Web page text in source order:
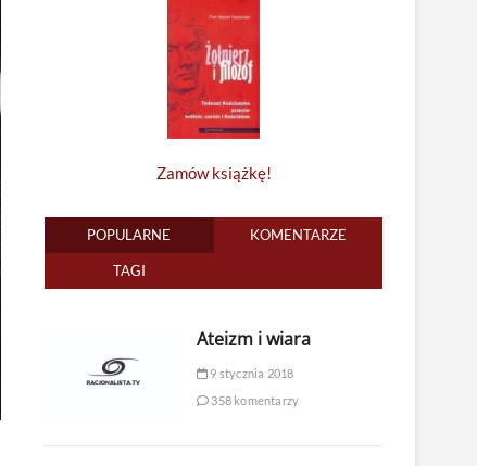
Zamów książkę!
POPULARNE KOMENTARZE
TAGI
Ateizm i wiara
9 stycznia 2018
358 komentarzy